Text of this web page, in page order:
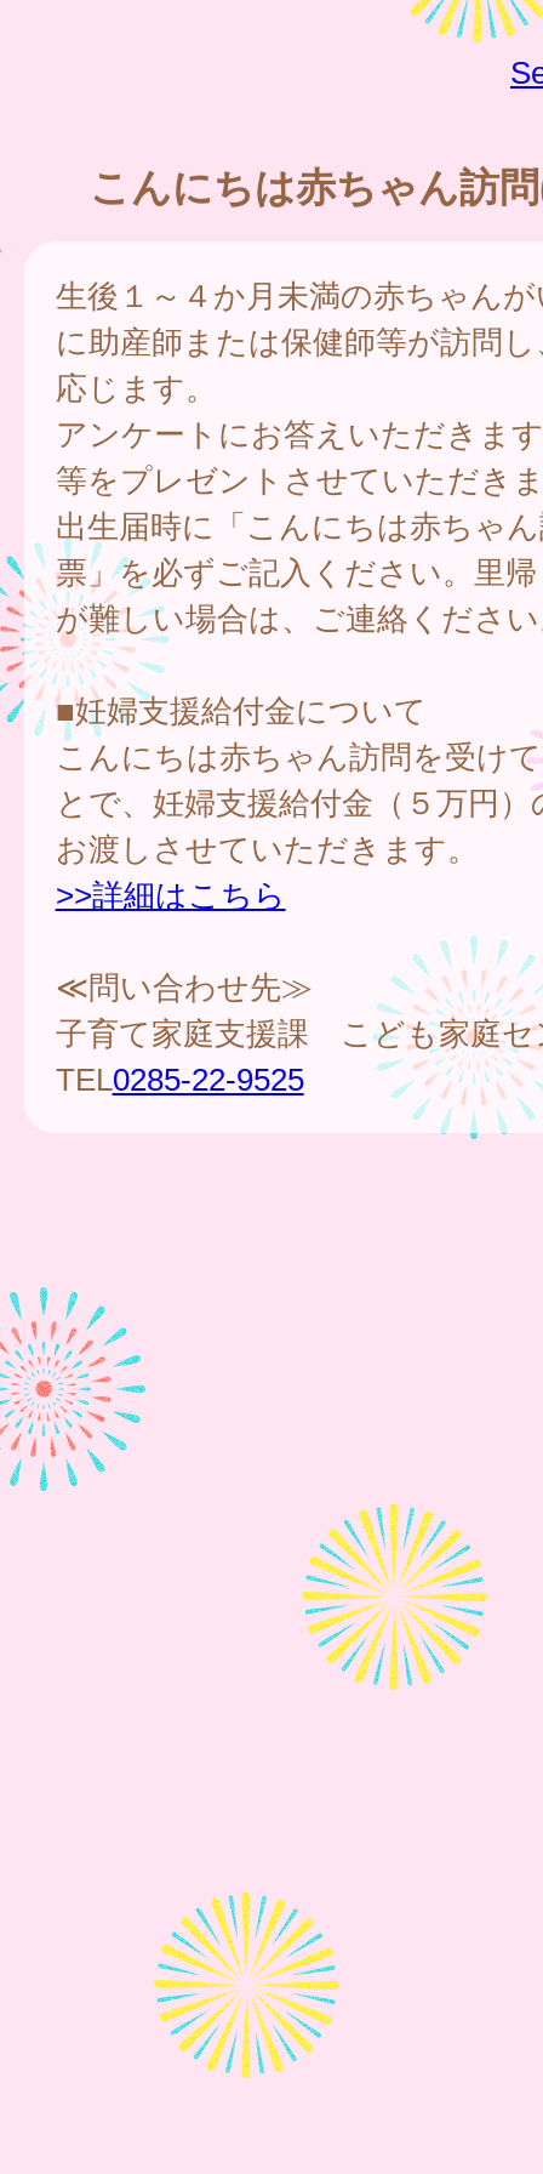
こんにちは赤ちゃん訪
生後１～４か月未満の赤ちゃん
に助産師または保健師等が訪問
応じます。
アンケートにお答えいただきま
等をプレゼントさせていただき
出生届時に「こんにちは赤ちゃ
票」を必ずご記入ください。里
が難しい場合は、ご連絡くださ
■妊婦支援給付金について
こんにちは赤ちゃん訪問を受け
とで、妊婦支援給付金（５万円）
お渡しさせていただきます。
>>詳細はこちら
≪問い合わせ先≫
子育て家庭支援課 こども家庭セ
TEL 0285-22-9525